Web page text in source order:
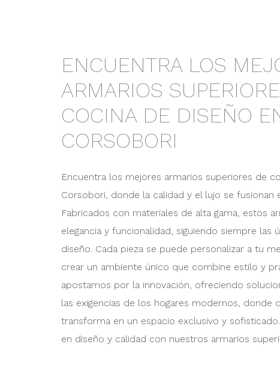
ENCUENTRA LOS
ARMARIOS
COCINA DE DISEÑO
CORSOBORI
Encuentra los mejores armarios superiores de
Corsobori, donde la calidad y el lujo se fusionan
Fabricados con materiales de alta gama, estos
elegancia y funcionalidad, siguiendo siempre las
diseño. Cada pieza se puede personalizar a tu
crear un ambiente único que combine estilo y
apostamos por la innovación, ofreciendo
las exigencias de los hogares modernos, donde
transforma en un espacio exclusivo y
en diseño y calidad con nuestros armarios